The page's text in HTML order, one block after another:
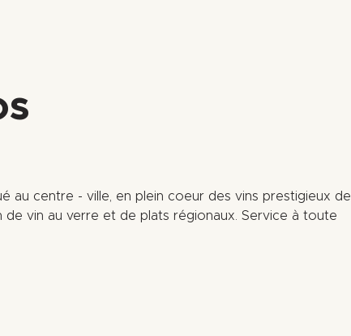
au centre - ville, en plein coeur des vins prestigieux de
de vin au verre et de plats régionaux. Service à toute